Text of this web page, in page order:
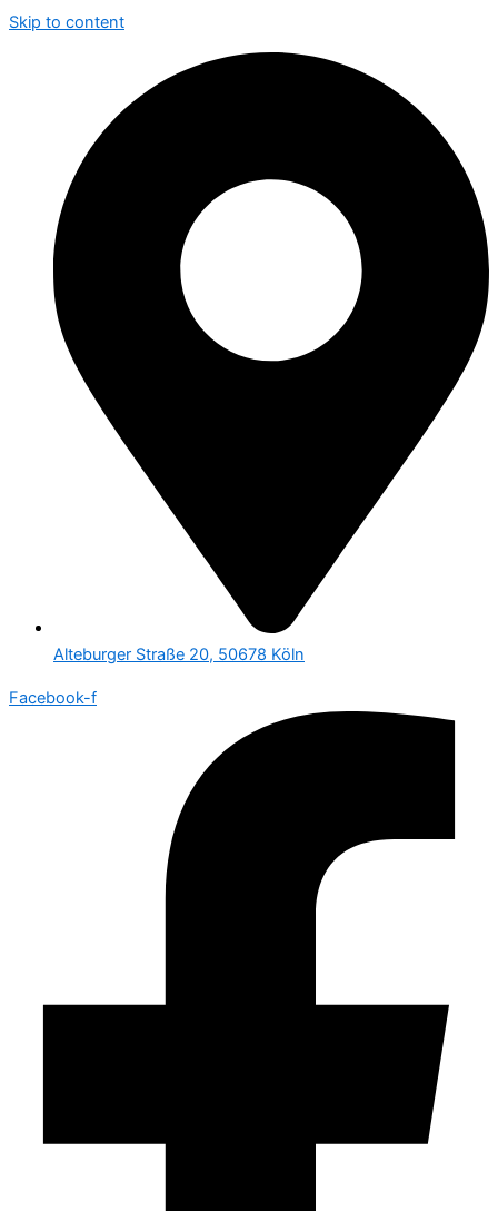
Skip to content
Alteburger Straße 20, 50678 Köln
Facebook-f